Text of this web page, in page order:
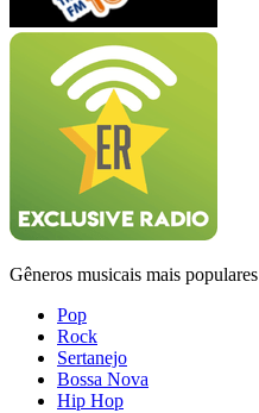
Gêneros musicais mais populares
Pop
Rock
Sertanejo
Bossa Nova
Hip Hop